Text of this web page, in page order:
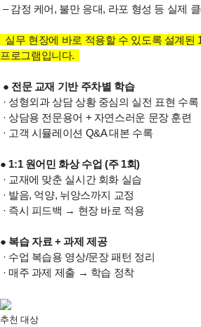
– 감정 케어, 불만 응대, 라포 형성 등 실제
실무 현장에 바로 적용할 수 있도록 설계된
프로그램입니다.
● 전문 교재 기반 주차별 학습
· 성형외과 상담 상황 중심의 실전 표현 수록
· 상담용 전문용어 + 자연스러운 문장 훈련
· 고객 시뮬레이션 Q&A 대본 수록
● 1:1 원어민 화상 수업 (주 1회)
· 교재에 맞춘 실시간 회화 실습
· 발음, 억양, 뉘앙스까지 교정
· 즉시 피드백 → 현장 바로 적용
● 복습 자료 + 과제 제공
· 수업 복습용 영상/문장 패턴 정리
· 매주 과제 제출 → 학습 정착
추천 대상